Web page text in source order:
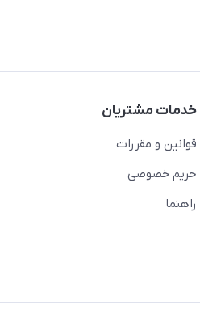
خدمات مشتریان
قوانین و مقررات
حریم خصوصی
راهنما